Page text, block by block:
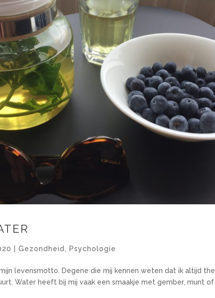
|Gezondheid Psychologie
levensmotto. Degene die mij kennen weten dat ik altijd
Water heeft bij mij vaak een smaakje met gember, munt